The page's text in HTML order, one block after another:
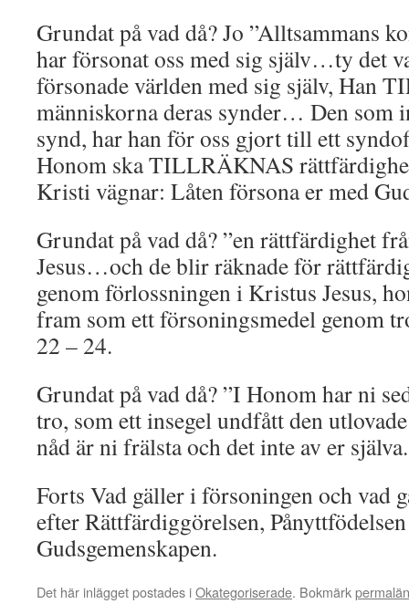
Grundat på vad då? Jo ”Alltsammans
har försonat oss med sig själv…ty det
försonade världen med sig själv, Han
människorna deras synder… Den som
synd, har han för oss gjort till ett
Honom ska TILLRÄKNAS
Kristi vägnar: Låten försona er med
Grundat på vad då? ”en rättfärdighet
Jesus…och de blir räknade för
genom förlossningen i Kristus Jesus,
fram som ett försoningsmedel genom
22 – 24.
Grundat på vad då? ”I Honom har ni
tro, som ett insegel undfått den
nåd är ni frälsta och det inte av er
Forts Vad gäller i försoningen och vad
efter Rättfärdiggörelsen,
Gudsgemenskapen.
Det här inlägget postades iOkategoriserade. Bokmärk